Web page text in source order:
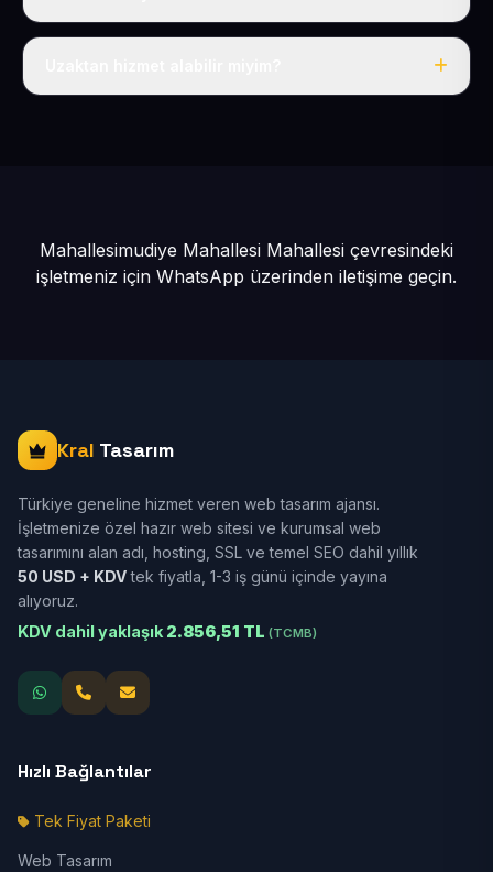
Tek fiyat: yılda 50 USD + KDV, her şey dahil.
Mahallesimudiye Mahallesi Mahallesi çevresindeki
işletmeniz için WhatsApp üzerinden iletişime geçin.
Kral Tasarım
Türkiye geneline hizmet veren web tasarım ajansı.
İşletmenize özel hazır web sitesi ve kurumsal web
tasarımını alan adı, hosting, SSL ve temel SEO dahil yıllık
50 USD + KDVtek fiyatla, 1-3 iş günü içinde yayına
alıyoruz.
KDV dahil yaklaşık 2.856,51 TL (TCMB)
Hızlı Bağlantılar
Tek Fiyat Paketi
Web Tasarım